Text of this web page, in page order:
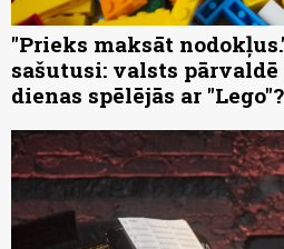
"Prieks maksāt
sašutusi: valsts
dienas spēlējās ar "Lego"?